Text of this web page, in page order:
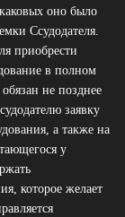
оно было
Ссудодателя.
приобрести
в полном
не позднее
заявку
а также на
у
которое желает